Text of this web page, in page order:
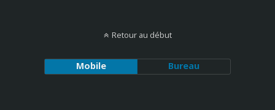
Retour au début
Mobile Bureau